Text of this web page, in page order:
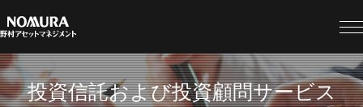
投資信託および投資顧問サービス